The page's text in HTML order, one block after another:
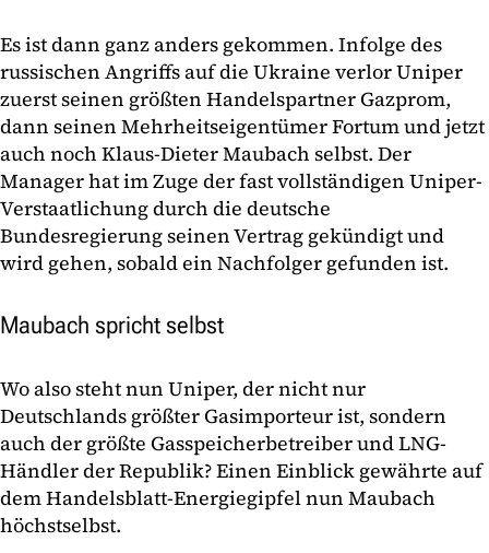
Es ist dann ganz anders gekommen. Infolge des
russischen Angriffs auf die Ukraine verlor Uniper
zuerst seinen größten Handelspartner Gazprom,
dann seinen Mehrheitseigentümer Fortum und jetzt
auch noch Klaus-Dieter Maubach selbst. Der
Manager hat im Zuge der fast vollständigen Uniper-
Verstaatlichung durch die deutsche
Bundesregierung seinen Vertrag gekündigt und
wird gehen, sobald ein Nachfolger gefunden ist.
Maubach spricht selbst
Wo also steht nun Uniper, der nicht nur
Deutschlands größter Gasimporteur ist, sondern
auch der größte Gasspeicherbetreiber und LNG-
Händler der Republik? Einen Einblick gewährte auf
dem Handelsblatt-Energiegipfel nun Maubach
höchstselbst.